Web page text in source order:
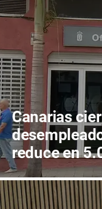
Canarias
reduce en
duración